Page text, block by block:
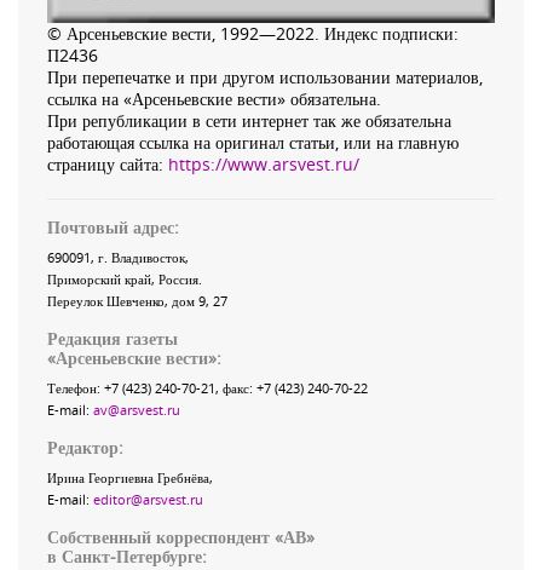
© Арсеньевские вести, 1992—2022. Индекс подписки:
П2436
При перепечатке и при другом использовании материалов,
ссылка на «Арсеньевские вести» обязательна.
При републикации в сети интернет так же обязательна
работающая ссылка на оригинал статьи, или на главную
страницу сайта: https://www.arsvest.ru/
Почтовый адрес:
690091, г. Владивосток,
Приморский край, Россия
Переулок Шевченко, дом 9, 27
Редакция газеты
«Арсеньевские вести»:
Телефон: +7 (423) 240-70-21, факс: +7 (423) 240-70-22
E-mail: av@arsvest.ru
Редактор:
Ирина Георгиевна Гребнёва,
E-mail: editor@arsvest.ru
Собственный корреспондент «АВ»
в Санкт-Петербурге: